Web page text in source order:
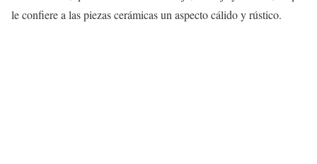
le confiere a las piezas cerámicas un aspecto cálido y rústico.